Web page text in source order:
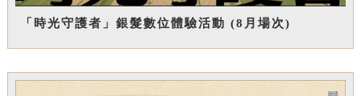
「時光守護者」銀髮數位體驗活動 (8月場次)